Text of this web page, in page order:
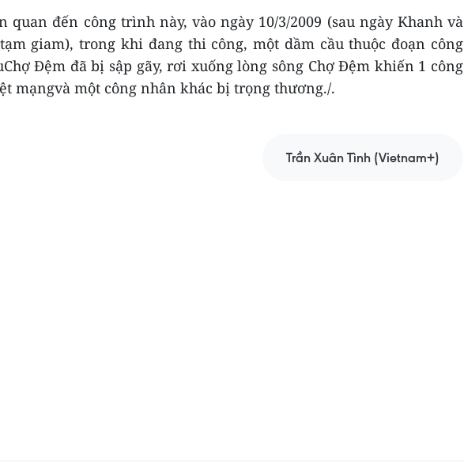
quan đến công trình này, vào ngày 10/3/2009 (sau ngày Khanh và
giam), trong khi đang thi công, một dầm cầu thuộc đoạn công
Đệm đã bị sập gãy, rơi xuống lòng sông Chợ Đệm khiến 1 công
mạngvà một công nhân khác bị trọng thương./.
Trần Xuân Tình (Vietnam+)